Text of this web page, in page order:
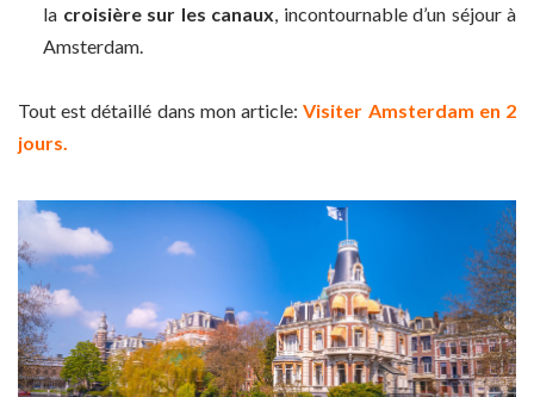
la croisière sur les canaux , incontournable d’un séjour à
Amsterdam.
Tout est détaillé dans mon article:Visiter Amsterdam en 2
jours.